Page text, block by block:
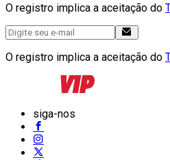
O registro implica a aceitação do
O registro implica a aceitação do
siga-nos